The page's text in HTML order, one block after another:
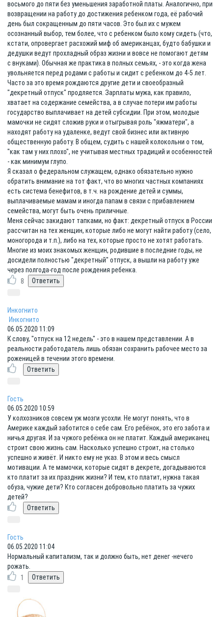
восьмого до пяти без уменьшения заработной платы. Аналогично, при
возвращении на работу до достижения ребенком года, её рабочий
день был сокращенным до пяти часов. Это был их с мужем
осознанный выбор, тем более, что с ребенком было кому сидеть (что,
кстати, опровергает расхожий миф об американцах, будто бабушки и
дедушки ведут прохладный образ жизни и вовсе не помогают детям
с внуками). Обычная же практика в полных семьях, - это когда жена
увольняется перед родами с работы и сидит с ребенком до 4-5 лет.
Часто за это время рождаются другие дети и своеобразный
"декретный отпуск" продляется. Зарплаты мужа, как правило,
хватает на содержание семейства, а в случае потери им работы
государство выплачивает на детей субсидии. При этом, молодые
мамочки не сидят сложив руки и отыгрывая роль "яжматери", а
находят работу на удаленке, ведут свой бизнес или активную
общественную работу. В общем, судить с нашей колокольни о том,
"как там у них плохо", не учитывая местных традиций и особенностей
- как минимум глупо.
Я сказал о федеральном служащем, однако обязательно нужно
обратить внимание на тот факт, что во многих частных компаниях
есть система бенефитов, в т.ч. на рождение детей и суммы,
выплачиваемые мамам и иногда папам в связи с прибавлением
семейства, могут быть очень приличные.
Меня сейчас закидают тапками, но факт: декретный отпуск в России
рассчитан на тех женщин, которые либо не могут найти работу (село,
моногорода и т.п.), либо на тех, которые просто не хотят работать.
Многие из моих знакомых женщин, родившие в последние годы, не
досидели полностью "декретный" отпуск, а вышли на работу уже
через полгода-год после рождения ребенка.
8
Инкогнито
Инкогнито
06.05.2020 11:09
К слову, "отпуск на 12 недель" - это в нашем представлении. А в
реальности работодатель лишь обязан сохранить рабочее место за
роженицей в течении этого времени.
Гость
06.05.2020 10:59
У колхозников совсем уж мозги усохли. Не могут понять, что в
Америке каждый заботится о себе сам. Его ребёнок, это его забота и
ничья другая. И за чужого ребёнка он не платит. Каждый американец
строит свою жизнь сам. Насколько успешно строит, на столько
успешно и живёт. И никто ему не указ. В этом и весь смысл
мотивации. А те мамочки, которые сидят в декрете, догадываются
кто платит за их праздник жизни? И тем, кто платит, нужна такая
обуза, чужие дети? Кто согласен добровольно платить за чужих
детей?
Гость
06.05.2020 11:04
Нормальный капитализм, так и должно быть, нет денег -нечего
рожать.
1